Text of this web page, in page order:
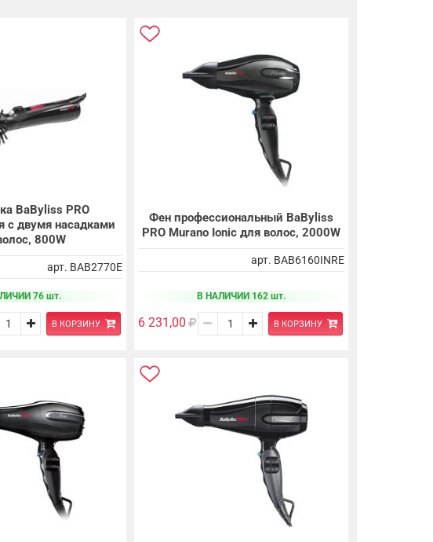
BaByliss PRO
двумя насадками
800W
арт. BAB2770E
76 шт.
В КОРЗИНУ
Фен профессиональный BaByliss
PRO Murano Ionic для волос, 2000W
арт. BAB6160INRE
В НАЛИЧИИ 162 шт.
6 231,00 В КОРЗИНУ